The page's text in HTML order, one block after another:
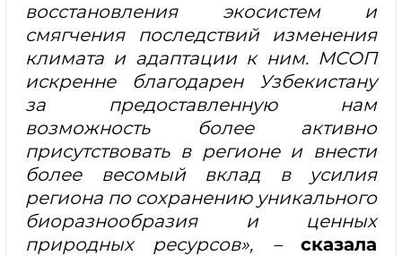
восстановления экосистем и
смягчения последствий изменения
климата и адаптации к ним. МСОП
искренне благодарен Узбекистану
за предоставленную нам
возможность более активно
присутствовать в регионе и внести
более весомый вклад в усилия
региона по сохранению уникального
биоразнообразия и ценных
природных ресурсов», – сказала